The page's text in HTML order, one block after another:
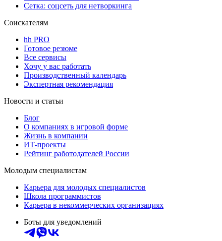
Сетка: соцсеть для нетворкинга
Соискателям
hh PRO
Готовое резюме
Все сервисы
Хочу у вас работать
Производственный календарь
Экспертная рекомендация
Новости и статьи
Блог
О компаниях в игровой форме
Жизнь в компании
ИТ-проекты
Рейтинг работодателей России
Молодым специалистам
Карьера для молодых специалистов
Школа программистов
Карьера в некоммерческих организациях
Боты для уведомлений